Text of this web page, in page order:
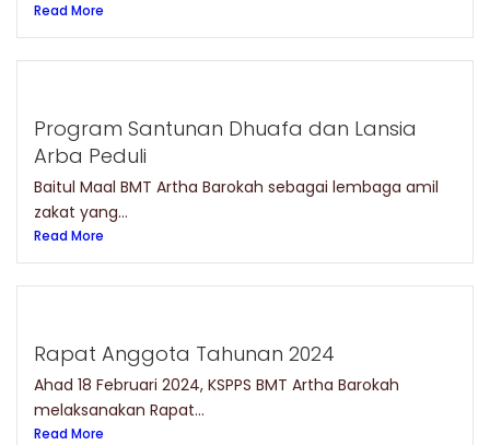
Read More
Program Santunan Dhuafa dan Lansia
Arba Peduli
Baitul Maal BMT Artha Barokah sebagai lembaga amil
zakat yang...
Read More
Rapat Anggota Tahunan 2024
Ahad 18 Februari 2024, KSPPS BMT Artha Barokah
melaksanakan Rapat...
Read More